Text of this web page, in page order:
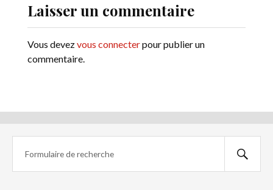
Laisser un commentaire
Vous devezvous connecterpour publier un
commentaire.